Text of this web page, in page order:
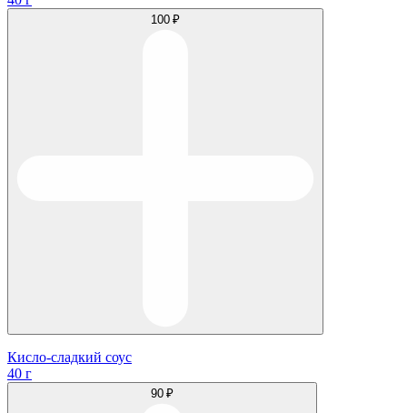
100 ₽
Кисло-сладкий соус
40 г
90 ₽